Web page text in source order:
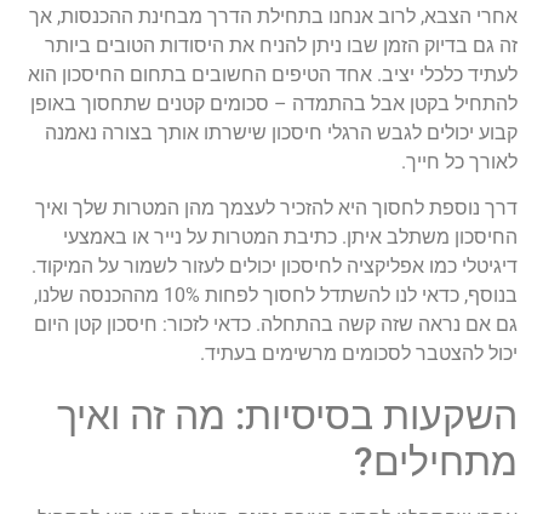
אחרי הצבא, לרוב אנחנו בתחילת הדרך מבחינת ההכנסות, אך
זה גם בדיוק הזמן שבו ניתן להניח את היסודות הטובים ביותר
לעתיד כלכלי יציב. אחד הטיפים החשובים בתחום החיסכון הוא
להתחיל בקטן אבל בהתמדה – סכומים קטנים שתחסוך באופן
קבוע יכולים לגבש הרגלי חיסכון שישרתו אותך בצורה נאמנה
לאורך כל חייך.
דרך נוספת לחסוך היא להזכיר לעצמך מהן המטרות שלך ואיך
החיסכון משתלב איתן. כתיבת המטרות על נייר או באמצעי
דיגיטלי כמו אפליקציה לחיסכון יכולים לעזור לשמור על המיקוד.
בנוסף, כדאי לנו להשתדל לחסוך לפחות 10% מההכנסה שלנו,
גם אם נראה שזה קשה בהתחלה. כדאי לזכור: חיסכון קטן היום
יכול להצטבר לסכומים מרשימים בעתיד.
השקעות בסיסיות: מה זה ואיך
מתחילים?